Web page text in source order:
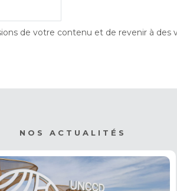
de votre contenu et de revenir à des
NOS ACTUALITÉS